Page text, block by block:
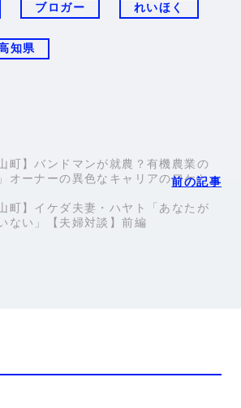
ブロガー れいほく
知県
町】バンドマンが就農？有機農業の
オーナーの異色なキャリアのワケと
町】イケダ夫妻・ハヤト「あなたが
ない」【夫婦対談】前編